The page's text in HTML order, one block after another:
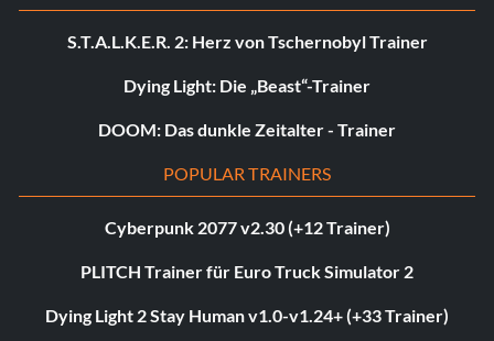
S.T.A.L.K.E.R. 2: Herz von Tschernobyl Trainer
Dying Light: Die „Beast“-Trainer
DOOM: Das dunkle Zeitalter - Trainer
POPULAR TRAINERS
Cyberpunk 2077 v2.30 (+12 Trainer)
PLITCH Trainer für Euro Truck Simulator 2
Dying Light 2 Stay Human v1.0-v1.24+ (+33 Trainer)